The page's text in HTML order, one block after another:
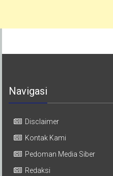
Navigasi
Disclaimer
Kontak Kami
Pedoman Media Siber
Redaksi